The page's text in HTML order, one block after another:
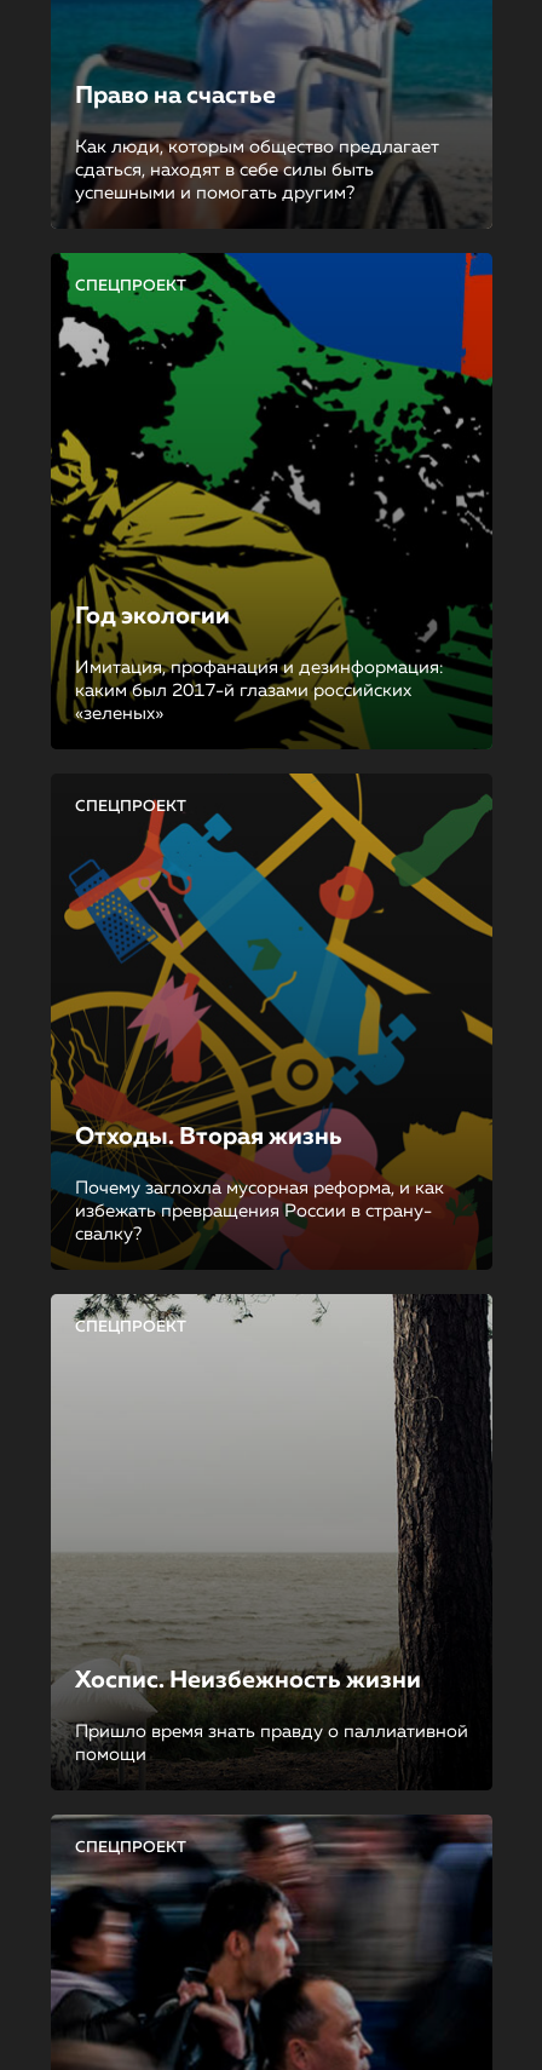
Право на счастье
Как люди, которым общество предлагает
сдаться, находят в себе силы быть
успешными и помогать другим?
СПЕЦПРОЕКТ
Год экологии
Имитация, профанация и дезинформация:
каким был 2017-й глазами российских
«зеленых»
СПЕЦПРОЕКТ
Отходы. Вторая жизнь
Почему заглохла мусорная реформа, и как
избежать превращения России в страну-
свалку?
СПЕЦПРОЕКТ
Хоспис. Неизбежность жизни
Пришло время знать правду о паллиативной
помощи
СПЕЦПРОЕКТ